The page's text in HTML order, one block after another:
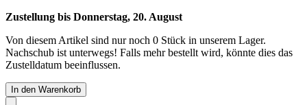
Zustellung bis Donnerstag, 20. August
Von diesem Artikel sind nur noch 0 Stück in unserem Lager.
Nachschub ist unterwegs! Falls mehr bestellt wird, könnte dies das
Zustelldatum beeinflussen.
In den Warenkorb